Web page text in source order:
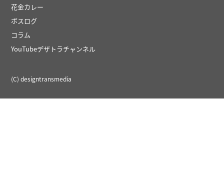
花金カレー
ボスログ
コラム
YouTubeデザトラチャンネル
(C) designtransmedia